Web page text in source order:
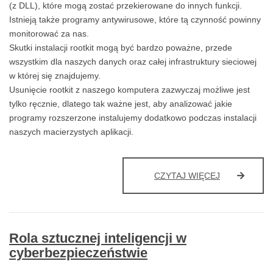
(z DLL), które mogą zostać przekierowane do innych funkcji.
Istnieją także programy antywirusowe, które tą czynność powinny
monitorować za nas.
Skutki instalacji rootkit mogą być bardzo poważne, przede
wszystkim dla naszych danych oraz całej infrastruktury sieciowej
w której się znajdujemy.
Usunięcie rootkit z naszego komputera zazwyczaj możliwe jest
tylko ręcznie, dlatego tak ważne jest, aby analizować jakie
programy rozszerzone instalujemy dodatkowo podczas instalacji
naszych macierzystych aplikacji.
CZYTAJ WIĘCEJ ROOTKIT
Rola sztucznej inteligencji w
cyberbezpieczeństwie